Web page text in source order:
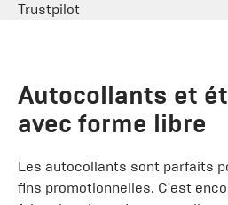
Trustpilot
Autocollants et
avec forme libre
Les autocollants sont parfaits
fins promotionnelles. C'est